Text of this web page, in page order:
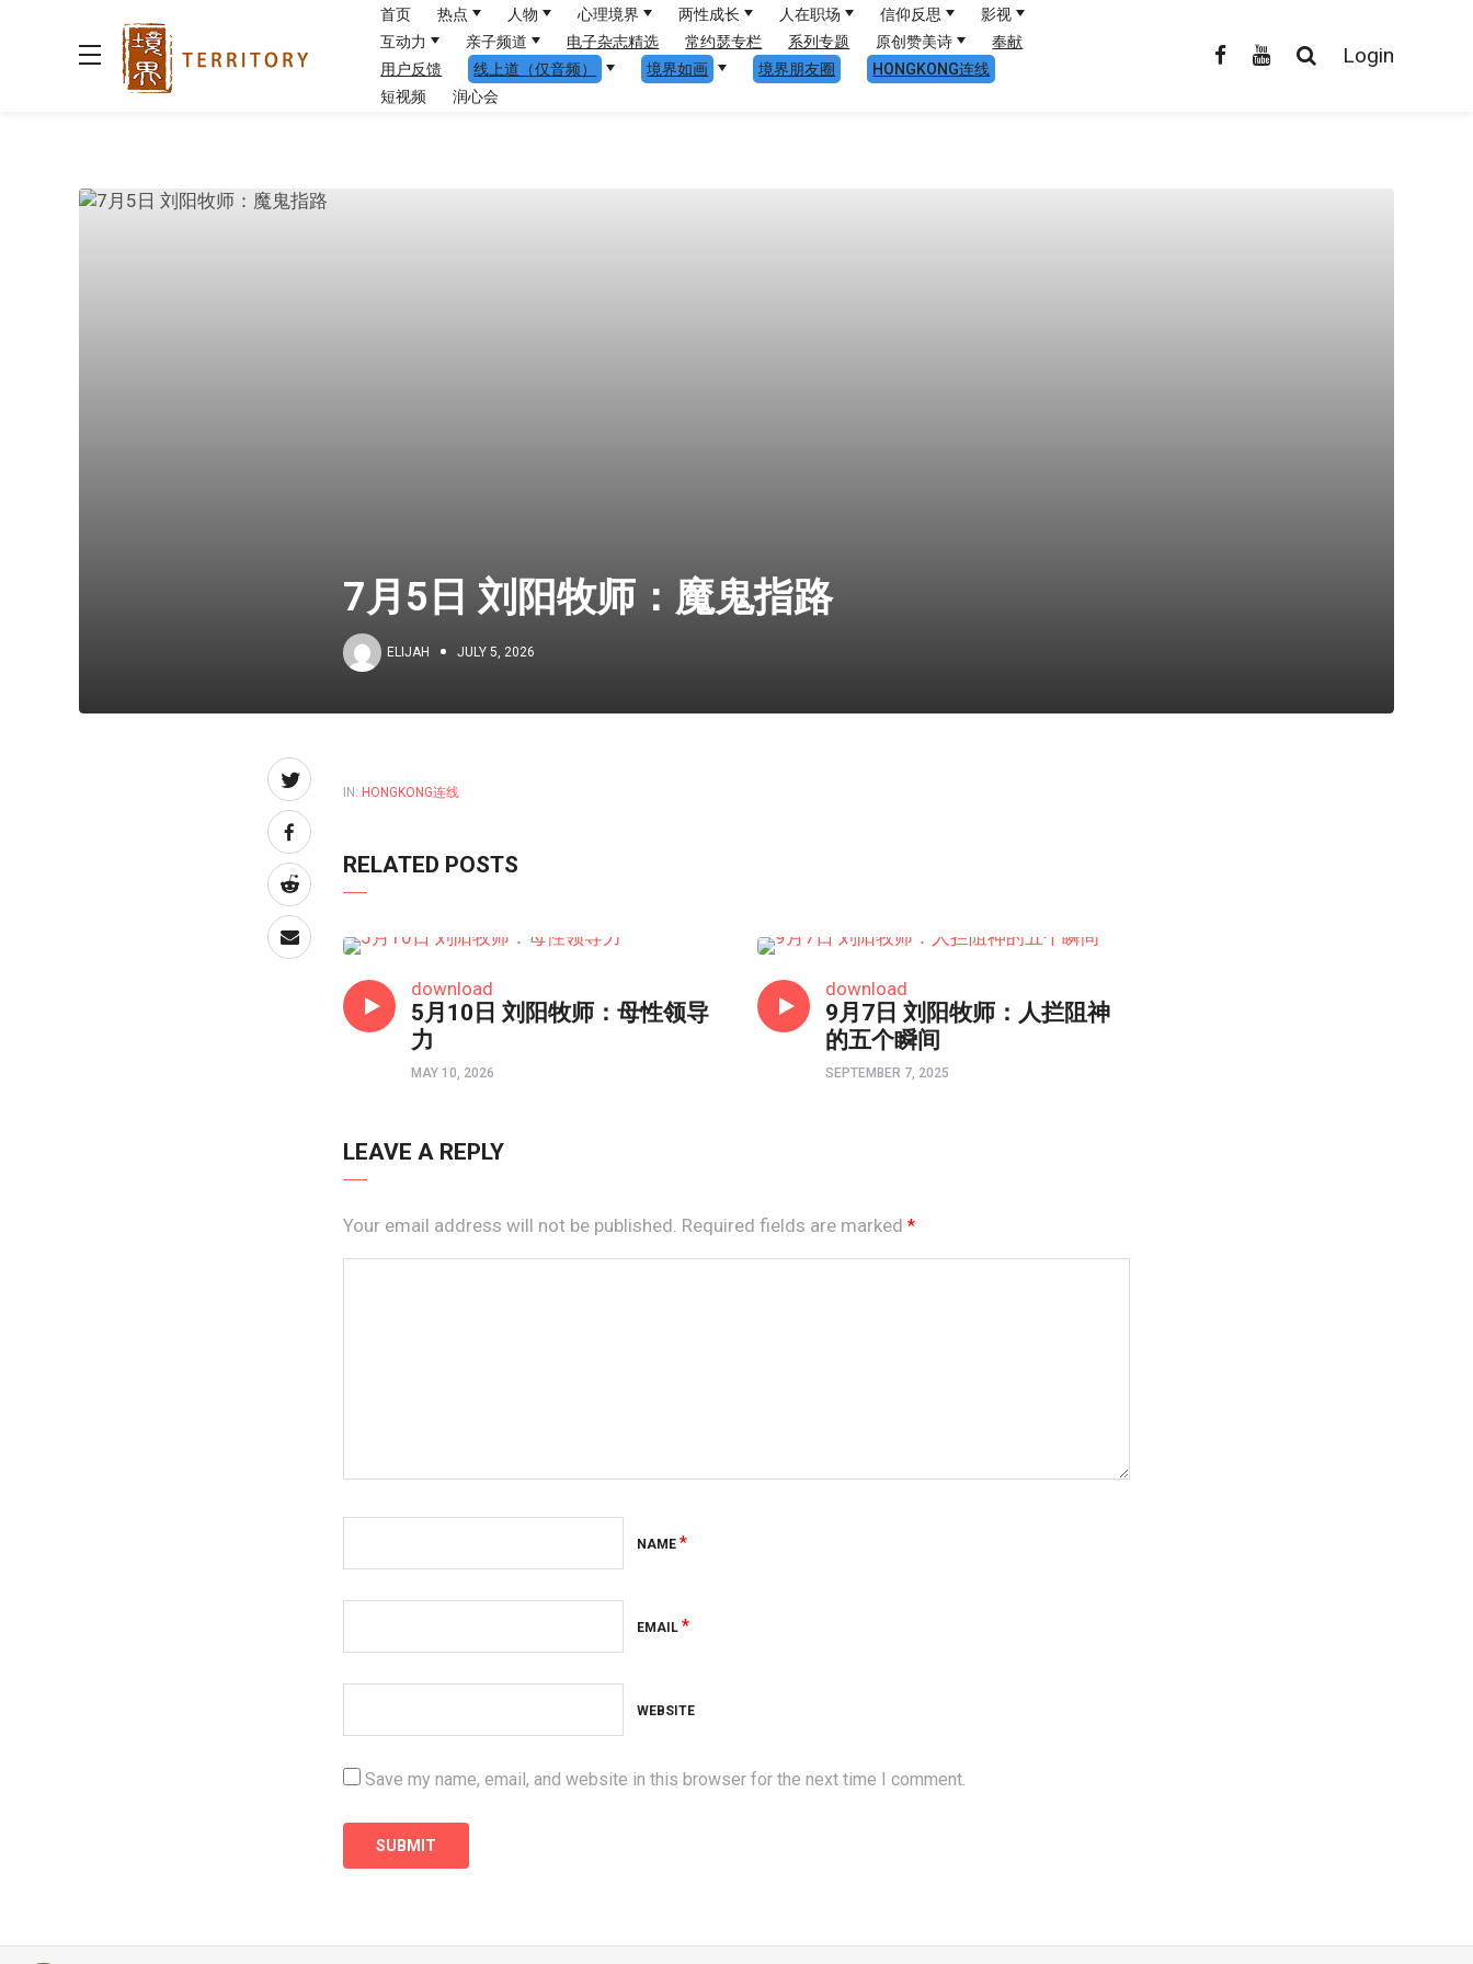
首页 热点 人物 心理境界 两性成长 人在职场 信仰反思
影视
互动力
亲子频道 电子杂志精选 常约瑟专栏 系列专题 原创赞美诗
奉献
用户反馈
线上道（仅音频） 境界如画 境界朋友圈
HONGKONG连线
短视频
润心会
Login
7月5日 刘阳牧师：魔鬼指路
ELIJAH JULY 5, 2026
IN: HONGKONG连线
RELATED POSTS
download
5月10日 刘阳牧师：母性领导
力
MAY 10, 2026
download
9月7日 刘阳牧师：人拦阻神
的五个瞬间
SEPTEMBER 7, 2025
LEAVE A REPLY
Your email address will not be published. Required fields are marked *
NAME*
EMAIL*
WEBSITE
Save my name, email, and website in this browser for the next time I comment.